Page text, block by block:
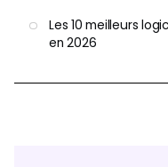
Les 10 meilleurs
en 2026